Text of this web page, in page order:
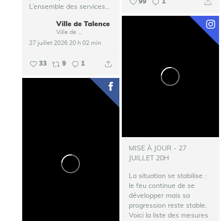
99 1
L’ensemble des services...
Ville de Talence
27 juillet 2026 20 h 02 min
33 9 1
MISE À JOUR - 27
JUILLET 20H
La situation se stabilise :
le feu continue de se
développer mais sa
progression reste stable.
Voici la liste des mesures